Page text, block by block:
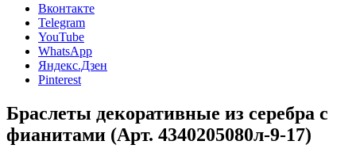
Вконтакте
Telegram
YouTube
WhatsApp
Яндекс.Дзен
Pinterest
Браслеты декоративные из серебра с
фианитами (Арт. 4340205080л-9-17)